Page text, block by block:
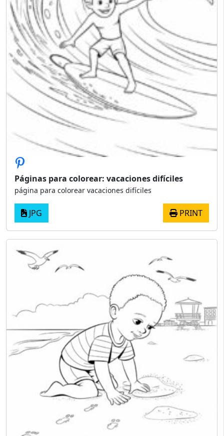
Páginas para colorear: vacaciones difíciles
página para colorear vacaciones difíciles
JPG PRINT